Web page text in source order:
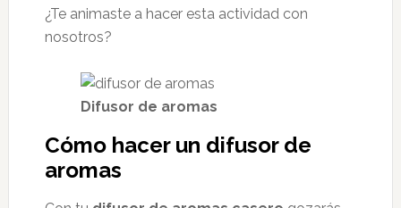
¿Te animaste a hacer esta actividad con
nosotros?
Difusor de aromas
Cómo hacer un difusor de
aromas